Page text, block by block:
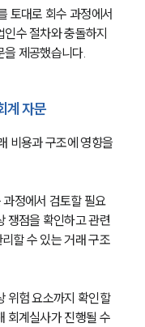
토대로 회수 과정에서
수 절차와 충돌하지
을 제공했습니다.
계 자문
비용과 구조에 영향을
정에서 검토할 필요
쟁점을 확인하고 관련
할 수 있는 거래 구조
위험 요소까지 확인할
회계실사가 진행될 수